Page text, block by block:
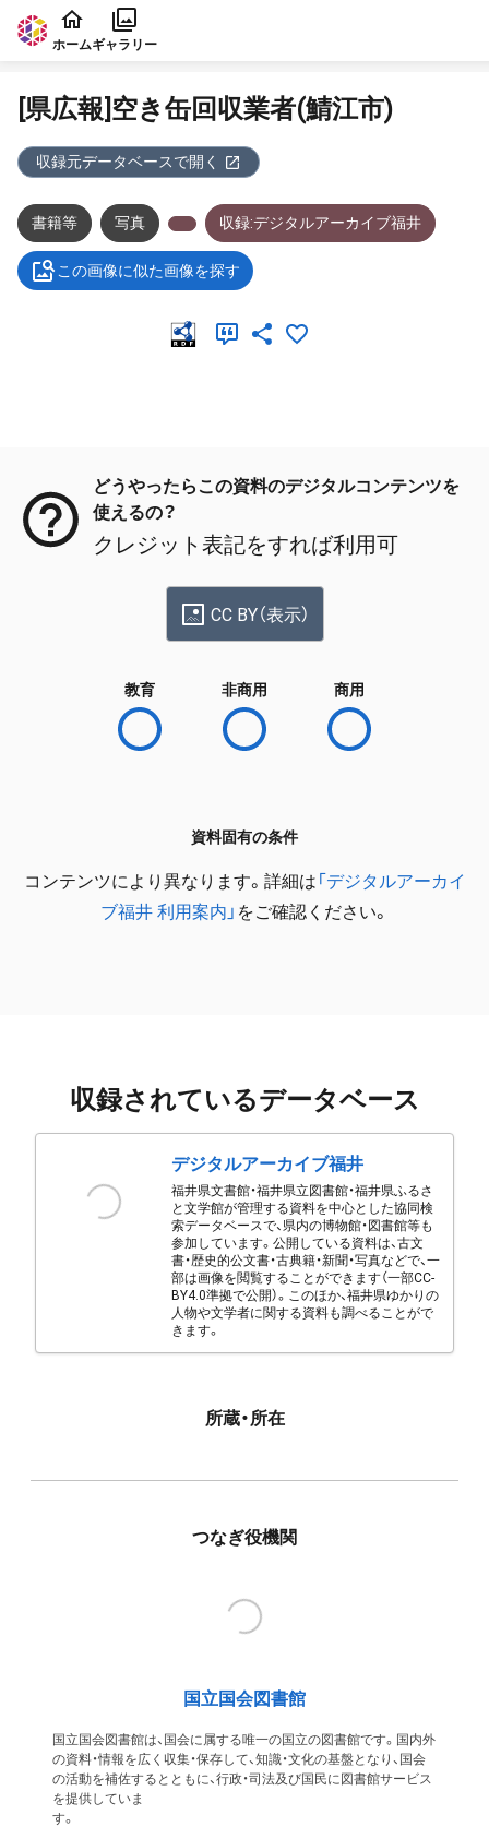
本文に飛ぶ
ホームギャラリー
[県広報]空き缶回収業者(鯖江市)
収録元データベースで開く
書籍等 写真 収録:デジタルアーカイブ福井
この画像に似た画像を探す
どうやったらこの資料のデジタルコンテンツを
使えるの？
クレジット表記をすれば利用可
CC BY（表示）
教育 非商用 商用
資料固有の条件
コンテンツにより異なります。詳細は 「デジタルアーカイ
ブ福井 利用案内」 をご確認ください。
収録されているデータベース
デジタルアーカイブ福井
福井県文書館・福井県立図書館・福井県ふるさ
と文学館が管理する資料を中心とした協同検
索データベースで、県内の博物館・図書館等も
参加しています。公開している資料は、古文
書・歴史的公文書・古典籍・新聞・写真などで、一
部は画像を閲覧することができます（一部CC-
BY4.0準拠で公開）。このほか、福井県ゆかりの
人物や文学者に関する資料も調べることがで
きます。
所蔵・所在
つなぎ役機関
国立国会図書館
国立国会図書館は、国会に属する唯一の国立の図書館です。国内外
の資料・情報を広く収集・保存して、知識・文化の基盤となり、国会
の活動を補佐するとともに、行政・司法及び国民に図書館サービス
を提供していま
す